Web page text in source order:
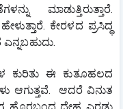
ಮಾಡುತ್ತಿರುತ್ತಾರೆ.
ಕೇರಳದ ಪ್ರಸಿದ್ಧ
ಕುರಿತು ಈ ಕುತೂಹಲದ
ಆಗುತ್ತವೆ.  ಆದರೆ ವಿನುತ